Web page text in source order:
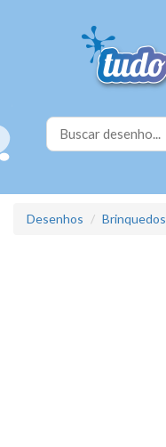
Desenhos Brinquedos